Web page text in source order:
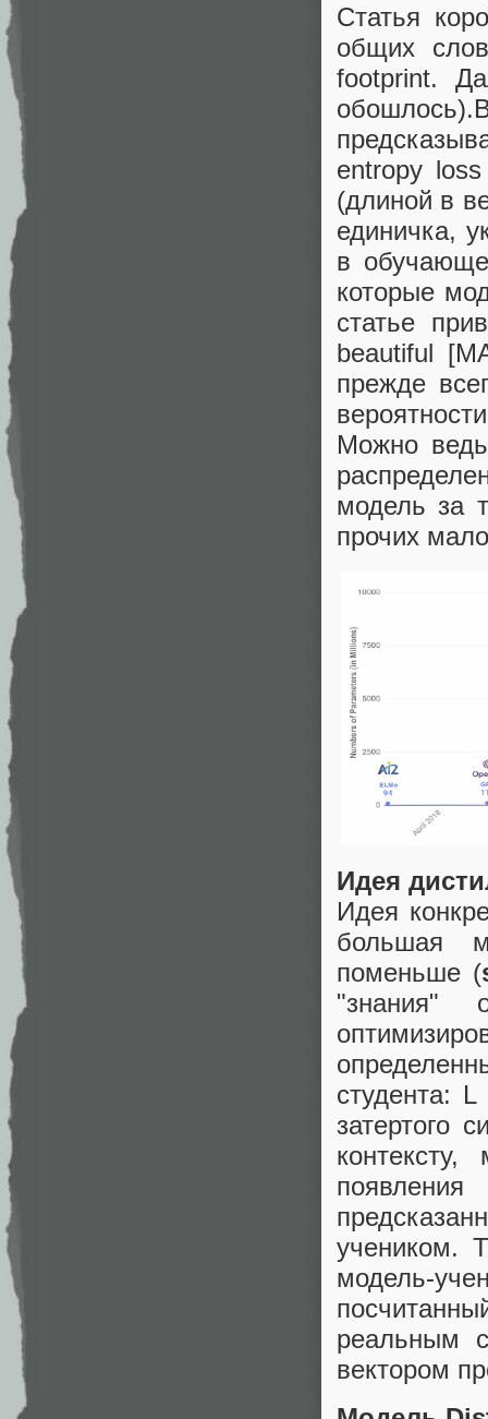
Статья
общих
footprint.
entropy loss
(длиной в
единичка,
в
которые
статье
beautiful
прежде
Можно
модель за
прочих
Идея
Идея
большая
поменьше (
"знания"
студента:
затертого
учеником.
модель-
реальным
вектором